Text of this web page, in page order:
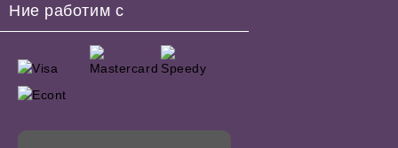
Ние работим с